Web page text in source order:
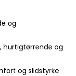
og
hurtigtørrende og
og slidstyrke